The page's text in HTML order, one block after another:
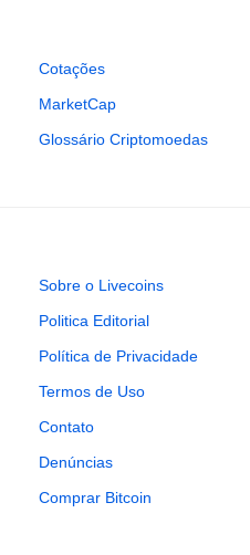
Cotações
MarketCap
Glossário Criptomoedas
Sobre o Livecoins
Politica Editorial
Política de Privacidade
Termos de Uso
Contato
Denúncias
Comprar Bitcoin